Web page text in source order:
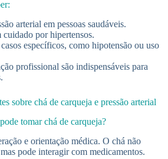
arterial em pessoas saudáveis.
cuidado por hipertensos.
específicos, como hipotensão ou uso
profissional são indispensáveis para
sobre chá de carqueja e pressão arterial
tomar chá de carqueja?
e orientação médica. O chá não
pode interagir com medicamentos.